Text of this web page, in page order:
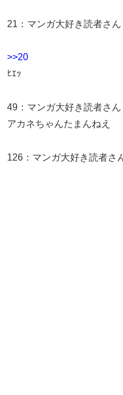
21 ： マンガ大好き読者さん
>>20
ﾋｴｯ
49 ： マンガ大好き読者さん
アカネちゃんたまんねえ
126 ： マンガ大好き読者さ